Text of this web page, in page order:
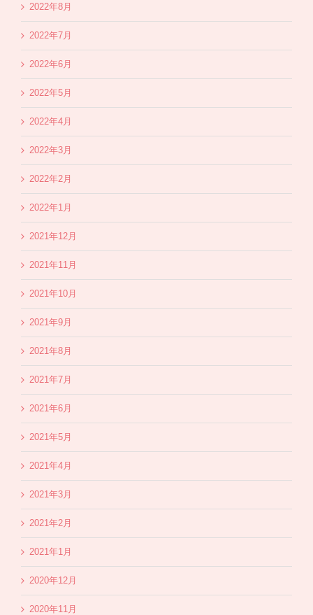
2022年8月
2022年7月
2022年6月
2022年5月
2022年4月
2022年3月
2022年2月
2022年1月
2021年12月
2021年11月
2021年10月
2021年9月
2021年8月
2021年7月
2021年6月
2021年5月
2021年4月
2021年3月
2021年2月
2021年1月
2020年12月
2020年11月